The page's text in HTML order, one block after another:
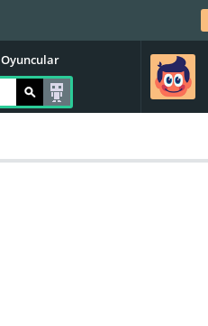
Oyuncular